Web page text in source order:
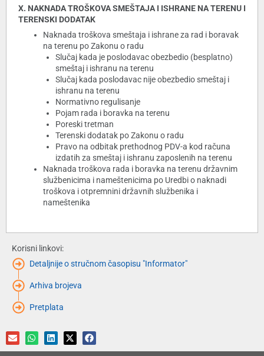
X. NAKNADA TROŠKOVA SMEŠTAJA I ISHRANE NA TERENU I
TERENSKI DODATAK
Naknada troškova smeštaja i ishrane za rad i boravak
na terenu po Zakonu o radu
Slučaj kada je poslodavac obezbedio (besplatno)
smeštaj i ishranu na terenu
Slučaj kada poslodavac nije obezbedio smeštaj i
ishranu na terenu
Normativno regulisanje
Pojam rada i boravka na terenu
Poreski tretman
Terenski dodatak po Zakonu o radu
Pravo na odbitak prethodnog PDV-a kod računa
izdatih za smeštaj i ishranu zaposlenih na terenu
Naknada troškova rada i boravka na terenu državnim
službenicima i nameštenicima po Uredbi o naknadi
troškova i otpremnini državnih službenika i
nameštenika
Korisni linkovi:
Detaljnije o stručnom časopisu "Informator"
Arhiva brojeva
Pretplata